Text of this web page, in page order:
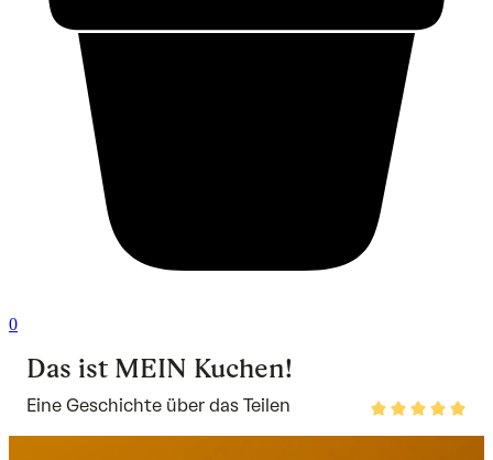
0
Das ist MEIN Kuchen!
Eine Geschichte über das Teilen
Rated
5out